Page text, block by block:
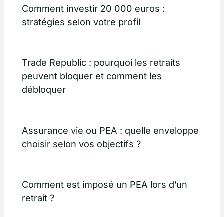
Comment investir 20 000 euros :
stratégies selon votre profil
Trade Republic : pourquoi les retraits
peuvent bloquer et comment les
débloquer
Assurance vie ou PEA : quelle enveloppe
choisir selon vos objectifs ?
Comment est imposé un PEA lors d’un
retrait ?